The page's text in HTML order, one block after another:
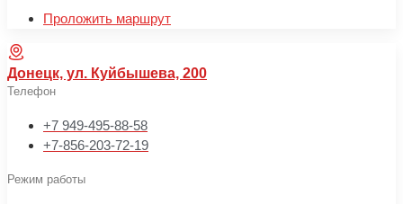
Проложить маршрут
Донецк, ул. Куйбышева, 200
Телефон
+7 949-495-88-58
+7-856-203-72-19
Режим работы